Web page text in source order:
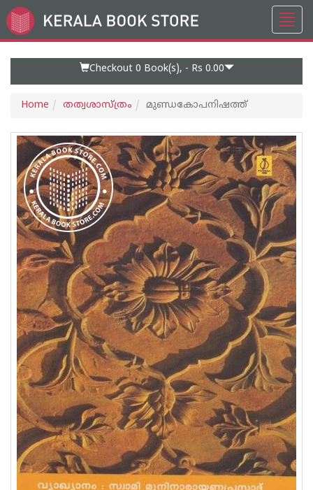
Go
to
Checkout 0 Book(s), - Rs 0.00
Home തത്വശാസ്ത്രം മുണ്ഡകോപനിഷത്ത്